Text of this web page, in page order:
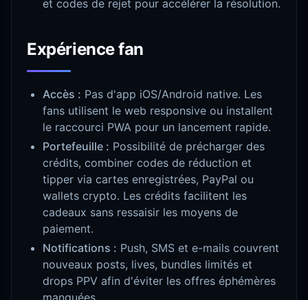
et codes de rejet pour accélérer la résolution.
Expérience fan
Accès : Pas d'app iOS/Android native. Les
fans utilisent le web responsive ou installent
le raccourci PWA pour un lancement rapide.
Portefeuille : Possibilité de précharger des
crédits, combiner codes de réduction et
tipper via cartes enregistrées, PayPal ou
wallets crypto. Les crédits facilitent les
cadeaux sans ressaisir les moyens de
paiement.
Notifications : Push, SMS et e-mails couvrent
nouveaux posts, lives, bundles limités et
drops PPV afin d'éviter les offres éphémères
manquées.